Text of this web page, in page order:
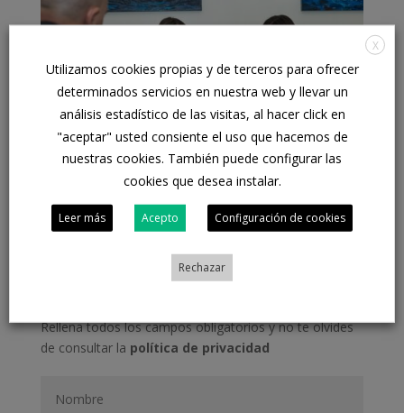
Déjanos aquí tuconsultay te
informaremossin
compromiso
Rellena todos los campos obligatorios y no te olvides
de consultar la política de privacidad
X
Utilizamos cookies propias y de terceros para ofrecer
determinados servicios en nuestra web y llevar un
análisis estadístico de las visitas, al hacer click en
"aceptar" usted consiente el uso que hacemos de
nuestras cookies. También puede configurar las
cookies que desea instalar.
Leer más Acepto Configuración de cookies
Rechazar